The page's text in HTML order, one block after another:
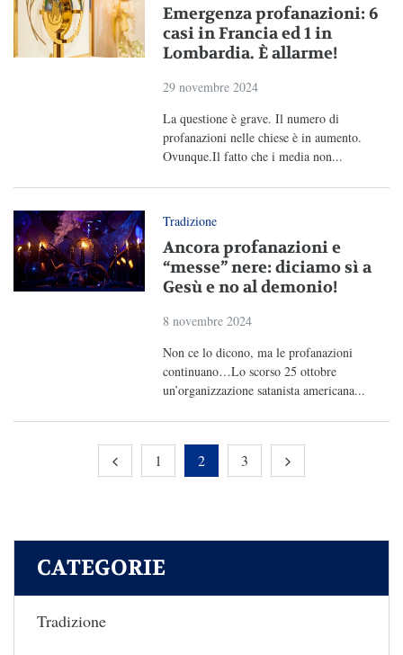
Emergenza profanazioni: 6
casi in Francia ed 1 in
Lombardia. È allarme!
29 novembre 2024
La questione è grave. Il numero di
profanazioni nelle chiese è in aumento.
Ovunque.Il fatto che i media non...
Tradizione
Ancora profanazioni e
“messe” nere: diciamo sì a
Gesù e no al demonio!
8 novembre 2024
Non ce lo dicono, ma le profanazioni
continuano…Lo scorso 25 ottobre
un’organizzazione satanista americana...
1 2 3
CATEGORIE
Tradizione